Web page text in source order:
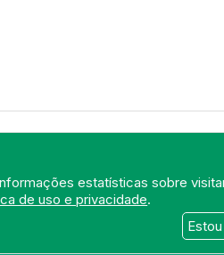
estatísticas sobre
de uso e privacidade.